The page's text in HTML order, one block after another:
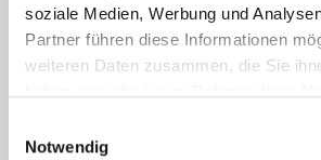
soziale Medien, Werbung und
Partner führen diese Informationen
weiteren Daten zusammen, die Sie
Notwendig
MALURCH (1899 M)
Der Malurch (Monte Malvueric Alto) ist